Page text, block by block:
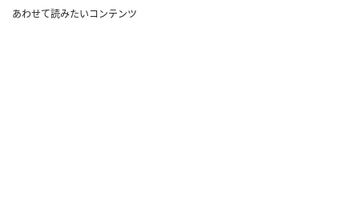
あわせて読みたいコンテンツ